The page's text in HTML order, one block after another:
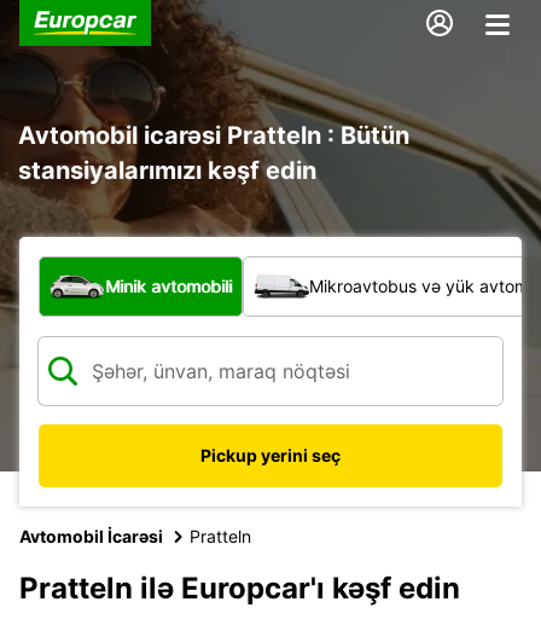
Avtomobil icarəsi Pratteln : Bütün
stansiyalarımızı kəşf edin
Hansı növ nəqliyyat vasitəsi?
Minik avtomobili Mikroavtobus və yük
Pickup yerini seç
Avtomobil İcarəsi Pratteln
Pratteln ilə Europcar'ı kəşf edin